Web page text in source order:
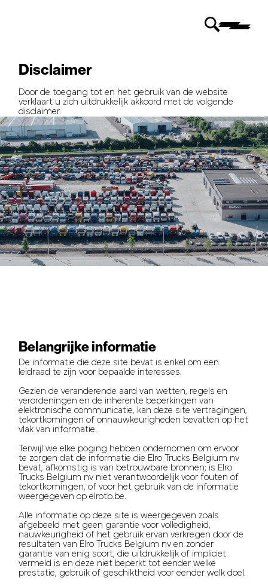
Disclaimer
Door de toegang tot en het gebruik van de website
verklaart u zich uitdrukkelijk akkoord met de volgende
disclaimer.
Belangrijke informatie
De informatie die deze site bevat is enkel om een
leidraad te zijn voor bepaalde interesses.
Gezien de veranderende aard van wetten, regels en
verordeningen en de inherente beperkingen van
elektronische communicatie, kan deze site vertragingen,
tekortkomingen of onnauwkeurigheden bevatten op het
vlak van informatie.
Terwijl we elke poging hebben ondernomen om ervoor
te zorgen dat de informatie die Elro Trucks Belgium nv
bevat, afkomstig is van betrouwbare bronnen; is Elro
Trucks Belgium nv niet verantwoordelijk voor fouten of
tekortkomingen, of voor het gebruik van de informatie
weergegeven op elrotb.be.
Alle informatie op deze site is weergegeven zoals
afgebeeld met geen garantie voor volledigheid,
nauwkeurigheid of het gebruik ervan verkregen door de
resultaten van Elro Trucks Belgium nv en zonder
garantie van enig soort, die uitdrukkelijk of impliciet
vermeld is en deze niet beperkt tot eender welke
prestatie, gebruik of geschiktheid voor eender welk doel.